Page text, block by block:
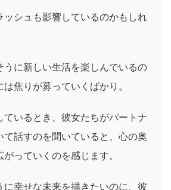
ッシュも影響しているのかもしれ
うに新しい生活を楽しんでいるの
焦りが募っていくばかり。
ているとき、彼女たちがパートナ
て話すのを聞いていると、心の奥
っていくのを感じます。
に幸せな未来を描きたいのに、彼